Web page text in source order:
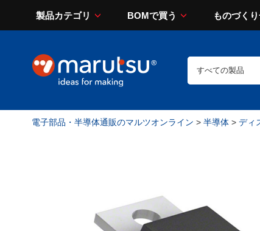
製品カテゴリ BOMで買う ものづく
電子部品・半導体通販のマルツオンライン > 半導体 > ディ